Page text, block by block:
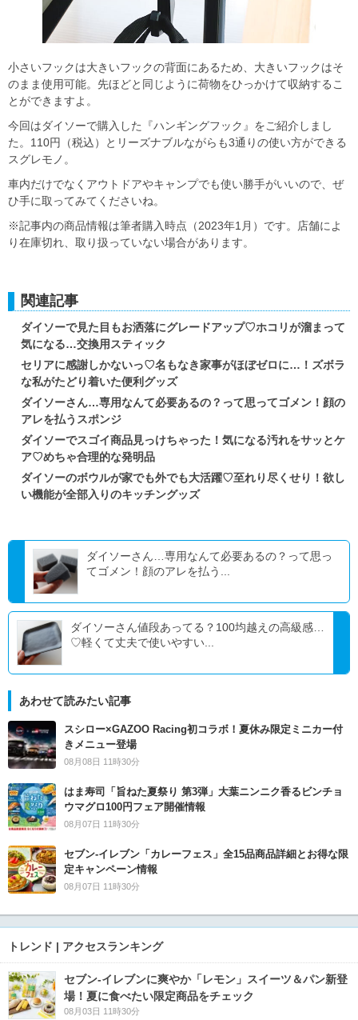
小さいフックは大きいフックの背面にあるため、大きいフックはそ
のまま使用可能。先ほどと同じように荷物をひっかけて収納するこ
とができますよ。
今回はダイソーで購入した『ハンギングフック』をご紹介しまし
た。110円（税込）とリーズナブルながらも3通りの使い方ができる
スグレモノ。
車内だけでなくアウトドアやキャンプでも使い勝手がいいので、ぜ
ひ手に取ってみてくださいね。
※記事内の商品情報は筆者購入時点（2023年1月）です。店舗によ
り在庫切れ、取り扱っていない場合があります。
関連記事
ダイソーで見た目もお洒落にグレードアップ♡ホコリが溜まって
気になる…交換用スティック
セリアに感謝しかないっ♡名もなき家事がほぼゼロに…！ズボラ
な私がたどり着いた便利グッズ
ダイソーさん…専用なんて必要あるの？って思ってゴメン！顔の
アレを払うスポンジ
ダイソーでスゴイ商品見っけちゃった！気になる汚れをサッとケ
ア♡めちゃ合理的な発明品
ダイソーのボウルが家でも外でも大活躍♡至れり尽くせり！欲し
い機能が全部入りのキッチングッズ
ダイソーさん…専用なんて必要あるの？って思っ
てゴメン！顔のアレを払う...
ダイソーさん値段あってる？100均越えの高級感…
♡軽くて丈夫で使いやすい...
あわせて読みたい記事
スシロー×GAZOO Racing初コラボ！夏休み限定ミニカー付
きメニュー登場
08月08日 11時30分
はま寿司「旨ねた夏祭り 第3弾」大葉ニンニク香るビンチョ
ウマグロ100円フェア開催情報
08月07日 11時30分
セブン‐イレブン「カレーフェス」全15品商品詳細とお得な限
定キャンペーン情報
08月07日 11時30分
トレンド | アクセスランキング
セブン‐イレブンに爽やか「レモン」スイーツ＆パン新登
場！夏に食べたい限定商品をチェック
08月03日 11時30分